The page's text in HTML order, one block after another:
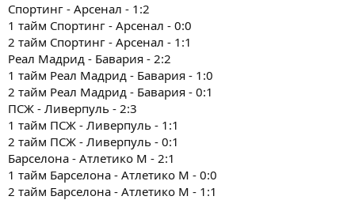
Спортинг - Арсенал - 1:2
1 тайм Спортинг - Арсенал - 0:0
2 тайм Спортинг - Арсенал - 1:1
Реал Мадрид - Бавария - 2:2
1 тайм Реал Мадрид - Бавария - 1:0
2 тайм Реал Мадрид - Бавария - 0:1
ПСЖ - Ливерпуль - 2:3
1 тайм ПСЖ - Ливерпуль - 1:1
2 тайм ПСЖ - Ливерпуль - 0:1
Барселона - Атлетико М - 2:1
1 тайм Барселона - Атлетико М - 0:0
2 тайм Барселона - Атлетико М - 1:1